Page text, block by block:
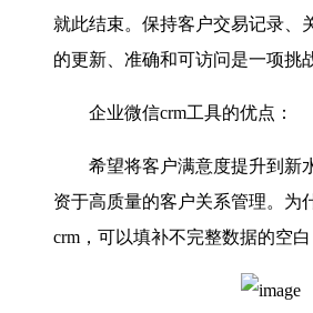
就此结束。保持客户交易记录、
的更新、准确和可访问是一项挑
企业微信crm工具的优点：
希望将客户满意度提升到新
资于高质量的客户关系管理。为
crm，可以填补不完整数据的空